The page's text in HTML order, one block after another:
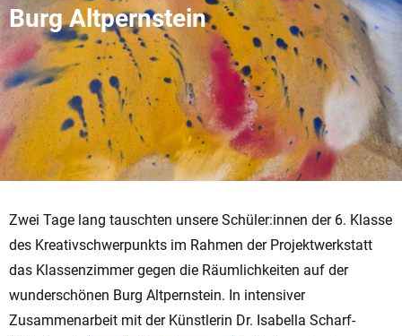
Burg Altpernstein
Zwei Tage lang tauschten unsere Schüler:innen der 6. Klasse
des Kreativschwerpunkts im Rahmen der Projektwerkstatt
das Klassenzimmer gegen die Räumlichkeiten auf der
wunderschönen Burg Altpernstein. In intensiver
Zusammenarbeit mit der Künstlerin Dr. Isabella Scharf-